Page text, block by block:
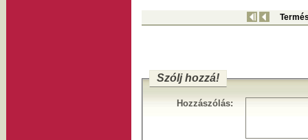
Szólj hozzá!
Hozzászólás: